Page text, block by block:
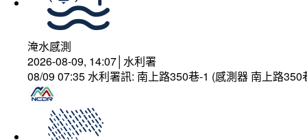
淹水感測
2026-08-09, 14:07│水利署
08/09 07:35 水利署訊: 南上路350巷-1 (感測器 南上路